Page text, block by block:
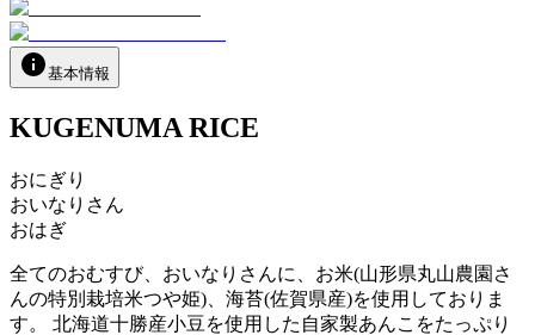
基本情報
KUGENUMA RICE
おにぎり
おいなりさん
おはぎ
全てのおむすび、おいなりさんに、お米(山形県丸山農園さ
んの特別栽培米つや姫)、海苔(佐賀県産)を使用しておりま
す。 北海道十勝産小豆を使用した自家製あんこをたっぷり